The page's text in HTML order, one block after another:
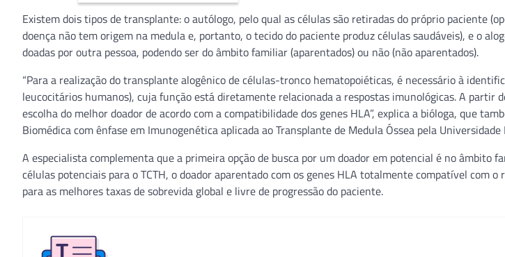
Existem dois tipos de transplante: o autólogo, pelo qual as células são retiradas do próprio paciente
doença não tem origem na medula e, portanto, o tecido do paciente produz células saudáveis), e o
doadas por outra pessoa, podendo ser do âmbito familiar (aparentados) ou não (não aparentados).
“Para a realização do transplante alogênico de células-tronco hematopoiéticas, é necessário à
leucocitários humanos), cuja função está diretamente relacionada a respostas imunológicas. A partir
escolha do melhor doador de acordo com a compatibilidade dos genes HLA”, explica a bióloga, que
Biomédica com ênfase em Imunogenética aplicada ao Transplante de Medula Óssea pela Universidade
A especialista complementa que a primeira opção de busca por um doador em potencial é no âmbito
células potenciais para o TCTH, o doador aparentado com os genes HLA totalmente compatível com
para as melhores taxas de sobrevida global e livre de progressão do paciente.